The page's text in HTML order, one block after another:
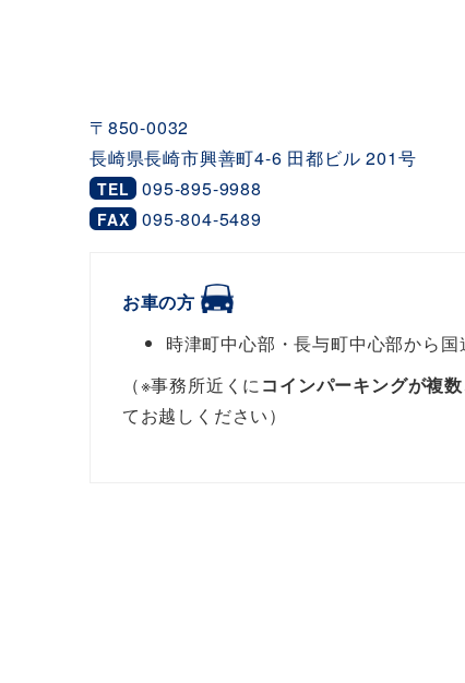
〒850-0032
長崎県長崎市興善町4-6 田都ビル 201号
TEL 095-895-9988
FAX 095-804-5489
お車の方
時津町中心部・長与町中心部から
（※事務所近くに コインパーキングが複
てお越しください）